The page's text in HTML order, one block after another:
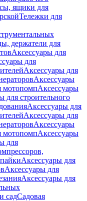
ящики для
Тележки для
держатели для
Аксессуары для
для
Аксессуары для
Аксессуары
мотопомпАксессуары
для строительного
Аксессуары для
Аксессуары для
Аксессуары
мотопомпАксессуары
для
Аксессуары для
Аксессуары для
Аксессуары для
садСадовая